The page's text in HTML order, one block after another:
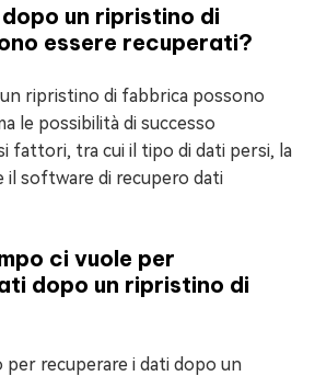
un ripristino di
essere recuperati?
ripristino di fabbrica possono
le possibilità di successo
fattori, tra cui il tipo di dati persi, la
il software di recupero dati
ci vuole per
dopo un ripristino di
recuperare i dati dopo un